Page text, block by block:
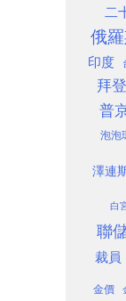
二
俄
印度
拜登
普
泡泡
澤連
白
聯
裁員
金價